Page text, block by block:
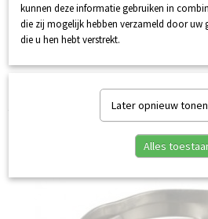
Inloggen Registreren
OE100125 Knijpklem
kunnen deze informatie gebruiken in
die zij mogelijk hebben verzameld door uw
die u hen hebt verstrekt.
Later opnieuw tonen
Alles